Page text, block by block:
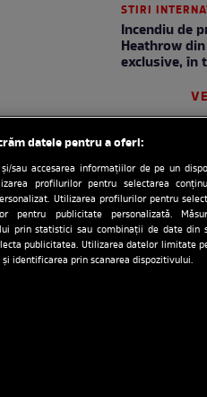
STIRI
Incendiu de
Heathrow
exclusive, în
RSS
Despre cookie
datele pentru a oferi:
sau accesarea informațiilor de pe un
profilurilor pentru selectarea
Utilizarea profilurilor pentru
pentru publicitate personalizată.
prin statistici sau combinații de date din
publicitatea. Utilizarea datelor limitate
identificarea prin scanarea dispozitivului.